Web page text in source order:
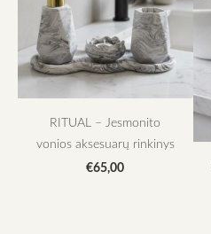
RITUAL – Jesmonito
vonios aksesuarų rinkinys
€65,00